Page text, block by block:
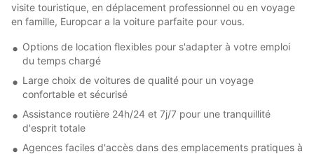
visite touristique, en déplacement professionnel ou en voyage
en famille, Europcar a la voiture parfaite pour vous.
Options de location flexibles pour s'adapter à votre emploi
du temps chargé
Large choix de voitures de qualité pour un voyage
confortable et sécurisé
Assistance routière 24h/24 et 7j/7 pour une tranquillité
d'esprit totale
Agences faciles d'accès dans des emplacements pratiques à